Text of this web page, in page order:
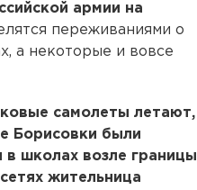
армии на
переживаниями о
а некоторые и вовсе
самолеты летают,
Борисовки были
в школах возле границы
жительница